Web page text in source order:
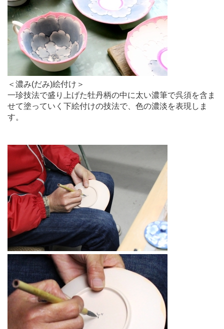
＜濃み(だみ)絵付け＞
一珍技法で盛り上げた牡丹柄の中に太い濃筆で呉須を含ま
せて塗っていく下絵付けの技法で、色の濃淡を表現しま
す。